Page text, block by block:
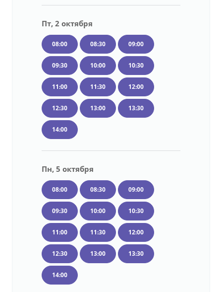
Пт, 2 октября
08:00 08:30 09:00
09:30 10:00 10:30
11:00 11:30 12:00
12:30 13:00 13:30
14:00
Пн, 5 октября
08:00 08:30 09:00
09:30 10:00 10:30
11:00 11:30 12:00
12:30 13:00 13:30
14:00